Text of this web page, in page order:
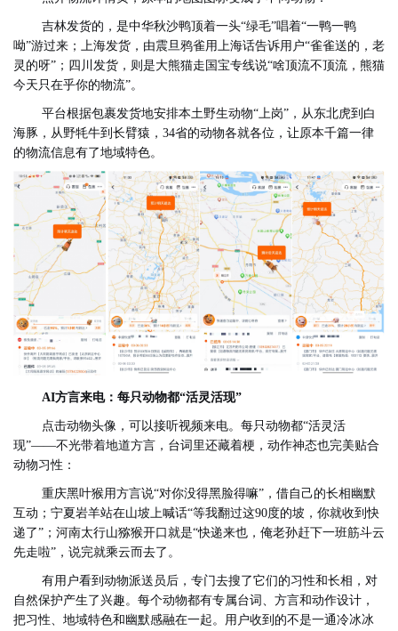
吉林发货的 ， 是中华秋沙鸭顶着一头“绿毛”唱着“一鸭一鸭
呦”游过来；上海发货， 由震旦鸦雀用上海话告诉用户“雀雀送的，老
灵的呀”；四川发货， 则是大熊猫走国宝专线说“啥顶流不顶流，熊猫
今天只在乎你的物流”。
平台根据包裹发货地安排本土野生动物“上岗”，从东北虎到白
海豚，从野牦牛到长臂猿，34省的动物各就各位，让原本千篇一律
的物流信息有了地域特色。
AI方言来电：每只动物都“活灵活现”
点击动物头像，可以接听视频来电。每只动物都“活灵活
现”——不光带着地道方言，台词里还藏着梗，动作神态也完美贴合
动物习性：
重庆黑叶猴用方言说“对你没得黑脸得嘛”，借自己的长相幽默
互动；宁夏岩羊站在山坡上喊话“等我翻过这90度的坡，你就收到快
递了”；河南太行山猕猴开口就是“快递来也， 俺老孙赶下一班筋斗云
先走啦” ， 说完就乘云而去了 。
有用户看到动物派送员后，专门去搜了它们的习性和长相，对
自然保护产生了兴趣。每个动物都有专属台词、方言和动作设计，
把习性、地域特色和幽默感融在一起。用户收到的不是一通冷冰冰